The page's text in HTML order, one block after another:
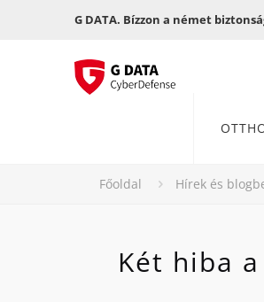
G DATA. Bízzon a német
Főoldal Hírek és
Két hiba